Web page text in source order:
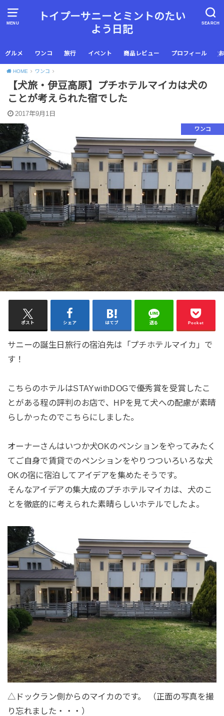
MENU SEARCH
トイプーサニーとミントのたい
よう日記
グルメ ワンコ 旅行 イベント 商品レビュー プロフィール
HOME ワンコ
【犬旅・伊豆高原】プチホテルマイカは犬の
ことが考えられた宿でした
2017年9月1日
ワンコ
ポスト シェア はてブ 送る Pocket
サニーの誕生日旅行の宿泊先は「プチホテルマイカ」で
す！
こちらのホテルはSTAYwithDOGで優秀賞を受賞したこ
とがある程の評判のお店で、HPを見て犬への配慮が素晴
らしかったのでこちらにしました。
オーナーさんはいつか犬OKのペンションをやってみたく
てご自身で賃貸でのペンションをやりつついろいろな犬
OKの宿に宿泊してアイデアを集めたそうです。
そんなアイデアの集大成のプチホテルマイカは、犬のこ
とを徹底的に考えられた素晴らしいホテルでしたよ。
△ドックラン側からのマイカのです。 （正面の写真を撮
り忘れました・・・）